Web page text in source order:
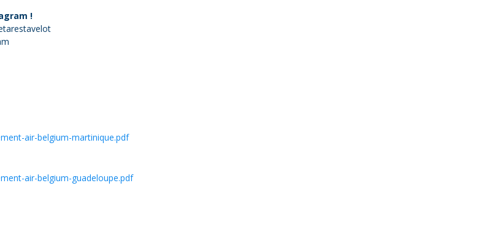
!
air-belgium-martinique.pdf
air-belgium-guadeloupe.pdf